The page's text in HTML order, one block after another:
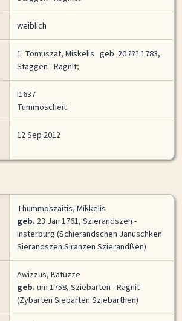
Senden
Forum
English
weiblich
1. Tomuszat, Miskelis geb. 20 ??? 1783,
Staggen - Ragnit;
I1637
Tummoscheit
12 Sep 2012
Thummoszaitis, Mikkelis
geb.23 Jan 1761, Szierandszen -
Insterburg (Schierandschen Januschken
Sierandszen Siranzen Szierandßen)
Awizzus, Katuzze
geb.um 1758, Sziebarten - Ragnit
(Zybarten Siebarten Sziebarthen)